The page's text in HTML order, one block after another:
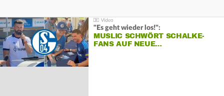
"Es geht wieder los!":
MUSLIC SCHWÖRT SCHALKE-
FANS AUF NEUE…